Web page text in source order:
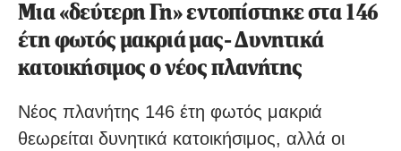
Μια «δεύτερη Γη» εντοπίστηκε στα 146
έτη φωτός μακριά μας- Δυνητικά
κατοικήσιμος ο νέος πλανήτης
Νέος πλανήτης 146 έτη φωτός μακριά
θεωρείται δυνητικά κατοικήσιμος, αλλά οι